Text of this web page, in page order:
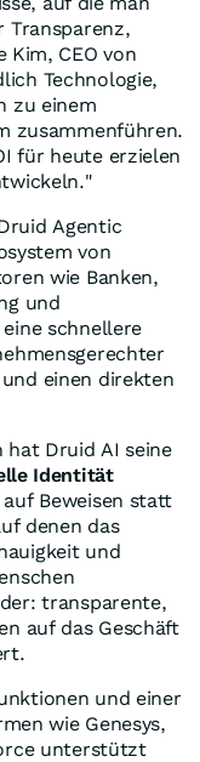
Transparenz,
Kim, CEO von
Technologie,
zu einem
zusammenführen.
für heute erzielen
Agentic
von
wie Banken,
und
schnellere
einen direkten
hat Druid AI seine
Identität
Beweisen statt
denen das
und
transparente,
auf das Geschäft
und einer
wie Genesys,
unterstützt